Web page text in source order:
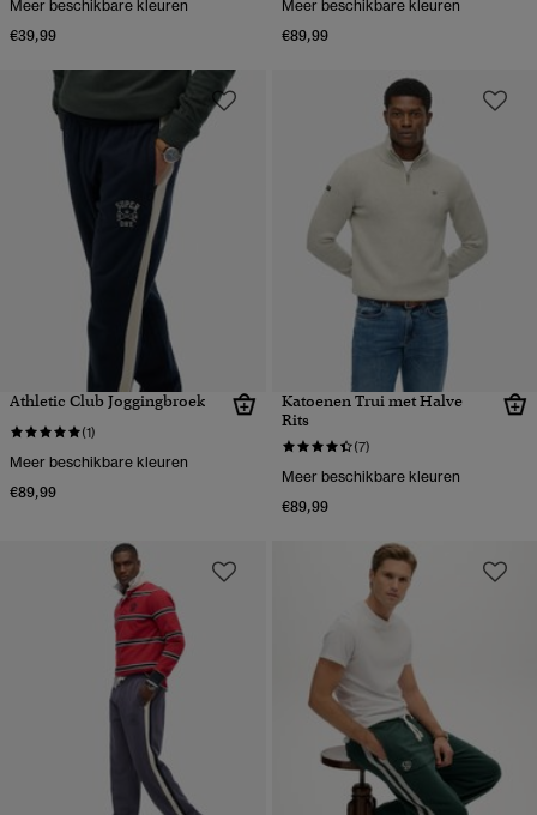
Meer beschikbare kleuren
€39,99
Meer beschikbare kleuren
€89,99
Athletic Club Joggingbroek
(1)
Meer beschikbare kleuren
€89,99
Katoenen Trui met Halve
Rits
(7)
Meer beschikbare kleuren
€89,99